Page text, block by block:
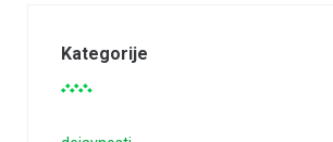
Kategorije